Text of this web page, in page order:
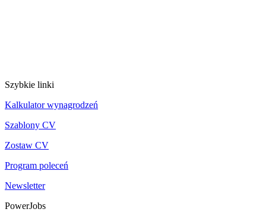
Szybkie linki
Kalkulator wynagrodzeń
Szablony CV
Zostaw CV
Program poleceń
Newsletter
PowerJobs